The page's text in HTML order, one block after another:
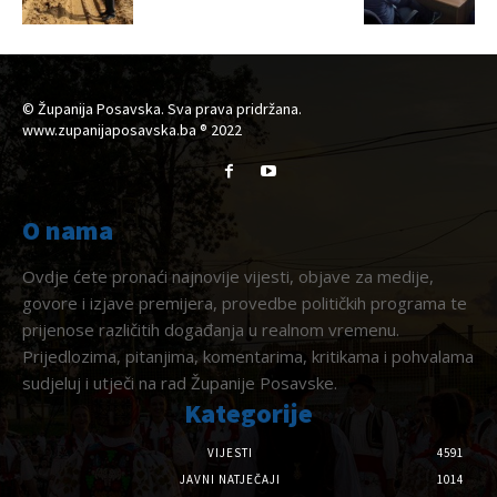
© Županija Posavska. Sva prava pridržana.
www.zupanijaposavska.ba ® 2022
O nama
Ovdje ćete pronaći najnovije vijesti, objave za medije,
govore i izjave premijera, provedbe političkih programa te
prijenose različitih događanja u realnom vremenu.
Prijedlozima, pitanjima, komentarima, kritikama i pohvalama
sudjeluj i utječi na rad Županije Posavske.
Kategorije
VIJESTI
4591
JAVNI NATJEČAJI
1014